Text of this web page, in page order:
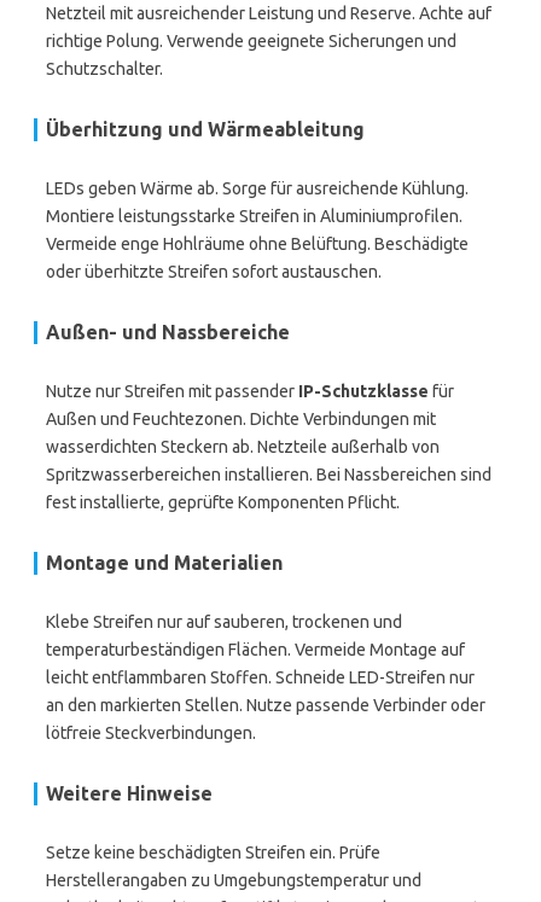
Netzteil mit ausreichender Leistung und Reserve. Achte auf
richtige Polung. Verwende geeignete Sicherungen und
Schutzschalter.
Überhitzung und Wärmeableitung
LEDs geben Wärme ab. Sorge für ausreichende Kühlung.
Montiere leistungsstarke Streifen in Aluminiumprofilen.
Vermeide enge Hohlräume ohne Belüftung. Beschädigte
oder überhitzte Streifen sofort austauschen.
Außen- und Nassbereiche
Nutze nur Streifen mit passender IP-Schutzklasse für
Außen und Feuchtezonen. Dichte Verbindungen mit
wasserdichten Steckern ab. Netzteile außerhalb von
Spritzwasserbereichen installieren. Bei Nassbereichen sind
fest installierte, geprüfte Komponenten Pflicht.
Montage und Materialien
Klebe Streifen nur auf sauberen, trockenen und
temperaturbeständigen Flächen. Vermeide Montage auf
leicht entflammbaren Stoffen. Schneide LED-Streifen nur
an den markierten Stellen. Nutze passende Verbinder oder
lötfreie Steckverbindungen.
Weitere Hinweise
Setze keine beschädigten Streifen ein. Prüfe
Herstellerangaben zu Umgebungstemperatur und